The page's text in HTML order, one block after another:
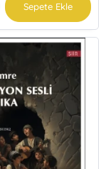
Sepete Ekle